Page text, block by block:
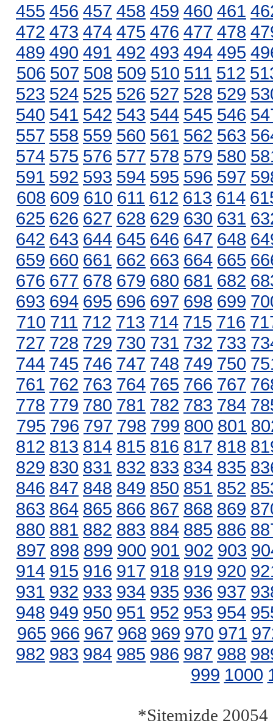
455 456 457 458 459 460 461
472 473 474 475 476 477 478
489 490 491 492 493 494 495
506 507 508 509 510 511 512
523 524 525 526 527 528 529
540 541 542 543 544 545 546
557 558 559 560 561 562 563
574 575 576 577 578 579 580
591 592 593 594 595 596 597
608 609 610 611 612 613 614
625 626 627 628 629 630 631
642 643 644 645 646 647 648
659 660 661 662 663 664 665
676 677 678 679 680 681 682
693 694 695 696 697 698 699
710 711 712 713 714 715 716
727 728 729 730 731 732 733
744 745 746 747 748 749 750
761 762 763 764 765 766 767
778 779 780 781 782 783 784
795 796 797 798 799 800 801
812 813 814 815 816 817 818
829 830 831 832 833 834 835
846 847 848 849 850 851 852
863 864 865 866 867 868 869
880 881 882 883 884 885 886
897 898 899 900 901 902 903
914 915 916 917 918 919 920
931 932 933 934 935 936 937
948 949 950 951 952 953 954
965 966 967 968 969 970 971
982 983 984 985 986 987 988
999 1000
*Sitemizde 20054